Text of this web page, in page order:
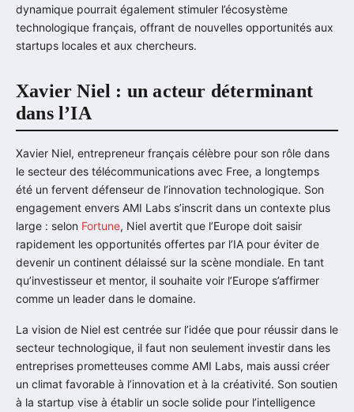
dynamique pourrait également stimuler l’écosystème
technologique français, offrant de nouvelles opportunités aux
startups locales et aux chercheurs.
Xavier Niel : un acteur déterminant
dans l’IA
Xavier Niel, entrepreneur français célèbre pour son rôle dans
le secteur des télécommunications avec Free, a longtemps
été un fervent défenseur de l’innovation technologique. Son
engagement envers AMI Labs s’inscrit dans un contexte plus
large : selon Fortune, Niel avertit que l’Europe doit saisir
rapidement les opportunités offertes par l’IA pour éviter de
devenir un continent délaissé sur la scène mondiale. En tant
qu’investisseur et mentor, il souhaite voir l’Europe s’affirmer
comme un leader dans le domaine.
La vision de Niel est centrée sur l’idée que pour réussir dans le
secteur technologique, il faut non seulement investir dans les
entreprises prometteuses comme AMI Labs, mais aussi créer
un climat favorable à l’innovation et à la créativité. Son soutien
à la startup vise à établir un socle solide pour l’intelligence